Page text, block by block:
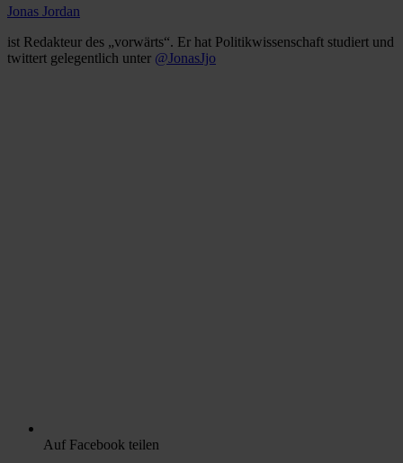
Jonas Jordan
ist Redakteur des „vorwärts“. Er hat Politikwissenschaft studiert und
twittert gelegentlich unter @JonasJjo
Auf Facebook teilen